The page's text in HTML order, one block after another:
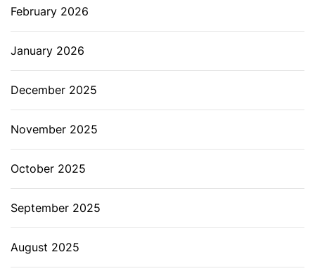
February 2026
January 2026
December 2025
November 2025
October 2025
September 2025
August 2025